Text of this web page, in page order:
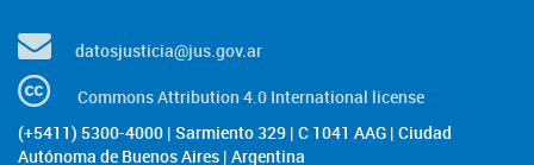
datosjusticia@jus.gov.ar
Commons Attribution 4.0 International license
(+5411) 5300-4000 | Sarmiento 329 | C 1041 AAG | Ciudad
Autónoma de Buenos Aires | Argentina